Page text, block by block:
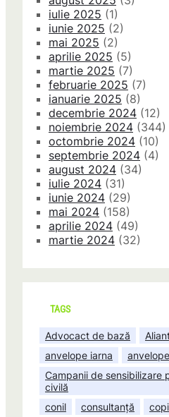
iulie 2025 (1)
iunie 2025 (2)
mai 2025 (2)
aprilie 2025 (5)
martie 2025 (7)
februarie 2025 (7)
ianuarie 2025 (8)
decembrie 2024 (12)
noiembrie 2024 (344)
octombrie 2024 (10)
septembrie 2024 (4)
august 2024 (34)
iulie 2024 (31)
iunie 2024 (29)
mai 2024 (158)
aprilie 2024 (49)
martie 2024 (32)
TAGS
Advocact de bază
anvelope iarna
Campanii de sensibilizare
civilă
conil
consultanță